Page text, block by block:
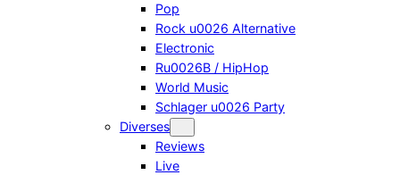
Pop
Rock u0026 Alternative
Electronic
Ru0026B / HipHop
World Music
Schlager u0026 Party
Diverses
Reviews
Live